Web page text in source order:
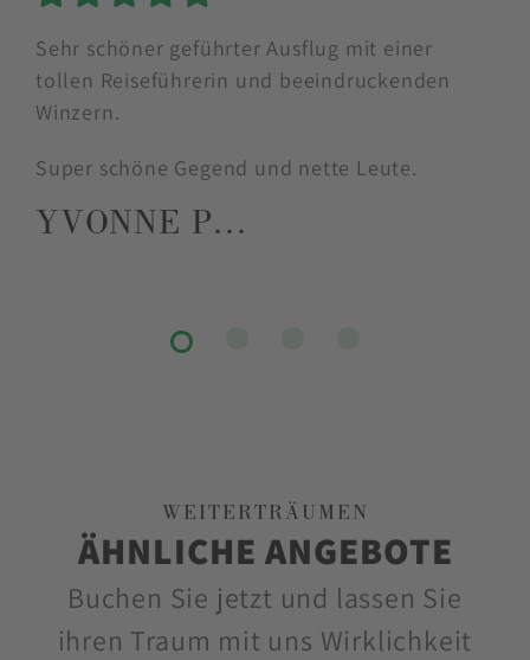
Sehr schöner geführter Ausflug mit einer
tollen Reiseführerin und beeindruckenden
Winzern.
Super schöne Gegend und nette Leute.
YVONNE P…
WEITERTRÄUMEN
ÄHNLICHE ANGEBOTE
Buchen Sie jetzt und lassen Sie
ihren Traum mit uns Wirklichkeit